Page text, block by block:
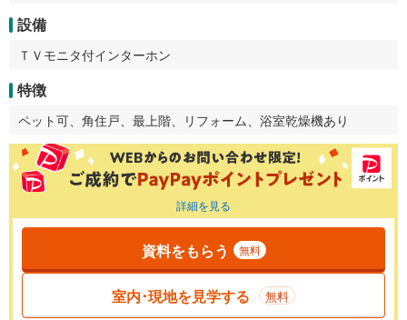
設備
ＴＶモニタ付インターホン
特徴
ペット可、角住戸、最上階、リフォーム、浴室乾燥機あり
詳細を見る
資料をもらう 無料
室内･現地を見学する 無料